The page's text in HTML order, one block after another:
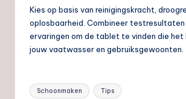
Kies op basis van reinigingskracht,
oplosbaarheid. Combineer testresultaten
ervaringen om de tablet te vinden die
jouw vaatwasser en gebruiksgewoonten.
Tags:
Schoonmaken Tips